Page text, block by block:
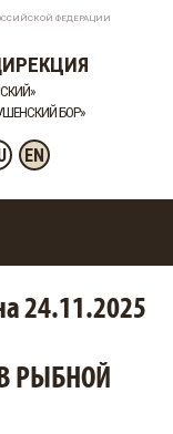
ФЕДЕРАЦИИ
БОР»
EN
24.11.2025
РЫБНОЙ